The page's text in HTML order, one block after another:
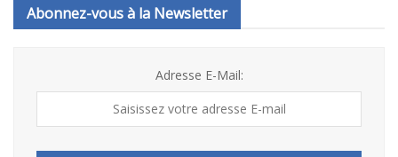
Abonnez-vous à la Newsletter
Adresse E-Mail: